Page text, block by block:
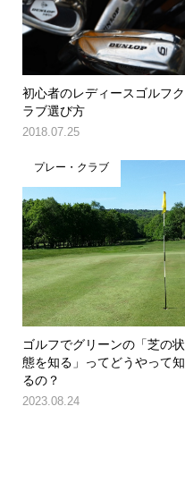
初心者のレディースゴルフク
ラブ選び方
2018.07.25
プレー・クラブ
ゴルフでグリーンの「芝の状
態を知る」ってどうやって知
るの？
2023.08.24